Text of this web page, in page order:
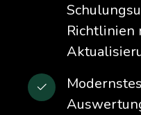
Richtlinien